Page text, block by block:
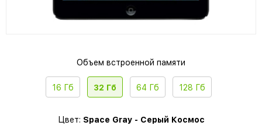
Объем встроенной памяти
16 Гб 32 Гб 64 Гб 128 Гб
Цвет: Space Gray - Серый Космос